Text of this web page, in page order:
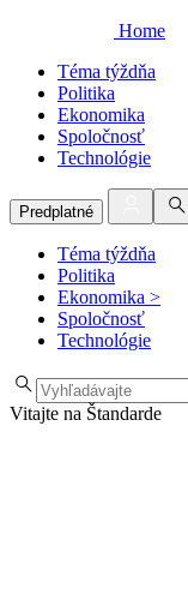
Home
Téma týždňa
Politika
Ekonomika
Spoločnosť
Technológie
Predplatné
Téma týždňa
Politika
Ekonomika >
Spoločnosť
Technológie
Vitajte na Štandarde